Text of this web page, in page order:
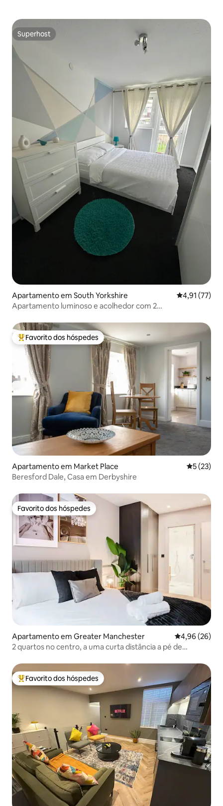
Superhost
Superhost
Apartamento em South Yorkshire Classificação
4,91 (77)
Apartamento luminoso e acolhedor com 2
Favoritos dos hóspedes mais apreciados
Favorito dos hóspedes
Apartamento em Market Place
5 (23)
Beresford Dale, Casa em Derbyshire
Favorito dos hóspedes
Favorito dos hóspedes
Apartamento em Greater Manchester Classificação
4,96 (26)
2 quartos no centro, a uma curta distância a pé de
Favoritos dos hóspedes mais apreciados
Favorito dos hóspedes